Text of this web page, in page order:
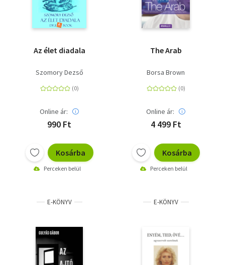
Az élet diadala
Szomory Dezső
Online ár:
990 Ft
Kosárba
Perceken belül
The Arab
Borsa Brown
Online ár:
4 499 Ft
Kosárba
Perceken belül
E-KÖNYV E-KÖNYV